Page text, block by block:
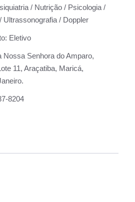
/ Nutrição / Psicologia /
Ultrassonografia / Doppler
Eletivo
Nossa Senhora do Amparo,
11, Araçatiba, Maricá,
8204